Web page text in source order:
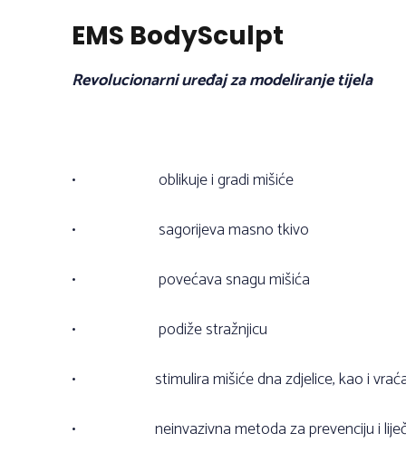
EMS BodySculpt
Revolucionarni uređaj za modeliranje tijela
• oblikuje i gradi mišiće
• sagorijeva masno tkivo
• povećava snagu mišića
• podiže stražnjicu
• stimulira mišiće dna zdjelice, kao i
• neinvazivna metoda za prevenciju i